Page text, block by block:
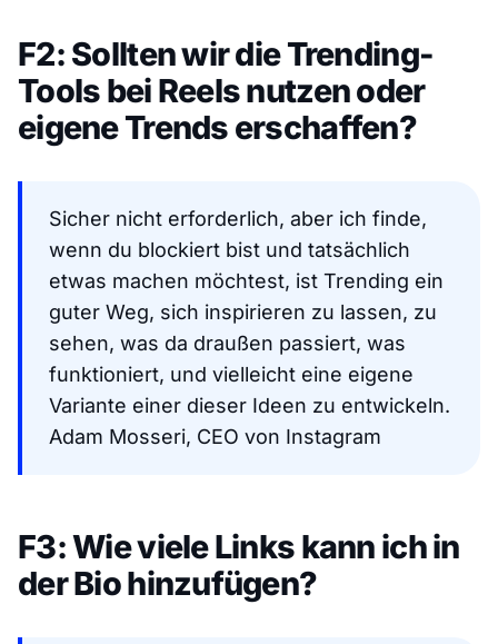
F2: Sollten wir die Trending-
Tools bei Reels nutzen oder
eigene Trends erschaffen?
Sicher nicht erforderlich, aber ich finde,
wenn du blockiert bist und tatsächlich
etwas machen möchtest, ist Trending ein
guter Weg, sich inspirieren zu lassen, zu
sehen, was da draußen passiert, was
funktioniert, und vielleicht eine eigene
Variante einer dieser Ideen zu entwickeln.
Adam Mosseri, CEO von Instagram
F3: Wie viele Links kann ich in
der Bio hinzufügen?